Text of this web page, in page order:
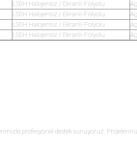
LS0H Halojensiz / Ekranlı-Folyolu
LS0H Halojensiz / Ekranlı-Folyolu
LS0H Halojensiz / Ekranlı-Folyolu
LS0H Halojensiz / Ekranlı-Folyolu
profesyonel destek sunuyoruz.